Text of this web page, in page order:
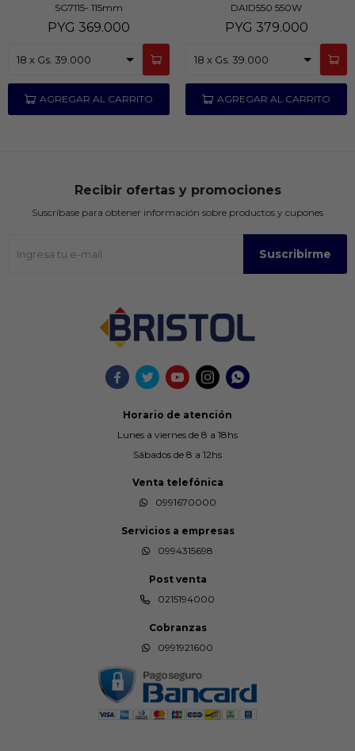
SG7115- 115mm
PYG 369.000
DAID550 550W
PYG 379.000
    
Horario de atención
Lunes a viernes de 8 a 18hs
Sábados de 8 a 12hs
Venta telefónica
0991670000
Servicios a empresas
0994315698
Post venta
0215194000
Cobranzas
0991921600
Recibir ofertas y promociones
Suscríbase para obtener información sobre productos y cupones
Suscribirme